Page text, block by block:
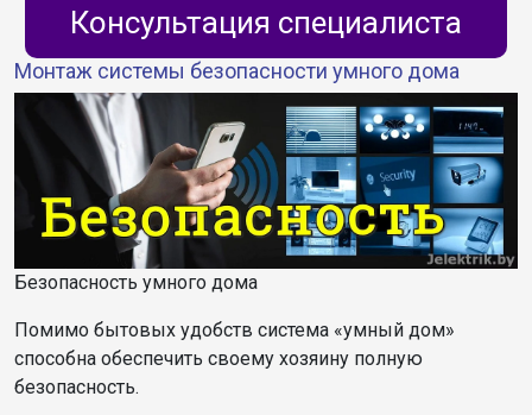
Консультация специалиста
Монтаж системы безопасности умного дома
Безопасность умного дома
Помимо бытовых удобств система «умный дом»
способна обеспечить своему хозяину полную
безопасность.